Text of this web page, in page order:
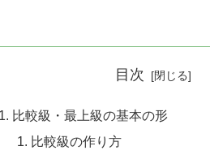
目次
比較級・最上級の基本の形
比較級の作り方